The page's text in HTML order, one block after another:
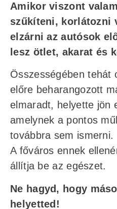
Amikor viszont
szűkíteni, korlátozni
elzárni az autósok
lesz ötlet, akarat és
Összességében tehát
előre beharangozott
elmaradt, helyette jön
amelynek a pontos
továbbra sem ismerni.
A főváros ennek
állítja be az egészet.
Ne hagyd, hogy
helyetted!